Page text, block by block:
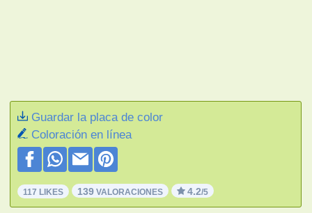
Guardar la placa de color
Coloración en línea
117 LIKES 139 VALORACIONES 4.2/5